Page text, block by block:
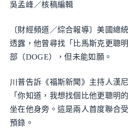
吳孟峰／核稿編輯
〔財經頻道／綜合報導〕美國總
透露，他曾尋找「比馬斯克更聰
部（DOGE），但未能如願。
川普告訴《福斯新聞》主持人漢尼
「你知道，我想找個比他更聰明
坐在他身旁。這是兩人首度聯合
預錄。